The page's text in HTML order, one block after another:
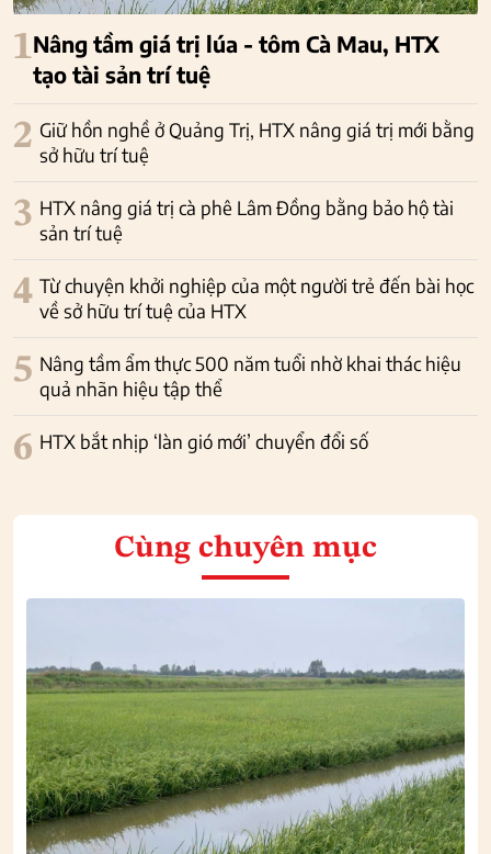
1Nâng tầm giá trị lúa - tôm Cà Mau, HTX
tạo tài sản trí tuệ
2 Giữ hồn nghề ở Quảng Trị, HTX nâng giá trị mới bằng
sở hữu trí tuệ
3 HTX nâng giá trị cà phê Lâm Đồng bằng bảo hộ tài
sản trí tuệ
4 Từ chuyện khởi nghiệp của một người trẻ đến bài học
về sở hữu trí tuệ của HTX
5 Nâng tầm ẩm thực 500 năm tuổi nhờ khai thác hiệu
quả nhãn hiệu tập thể
6 HTX bắt nhịp ‘làn gió mới’ chuyển đổi số
Cùng chuyên mục